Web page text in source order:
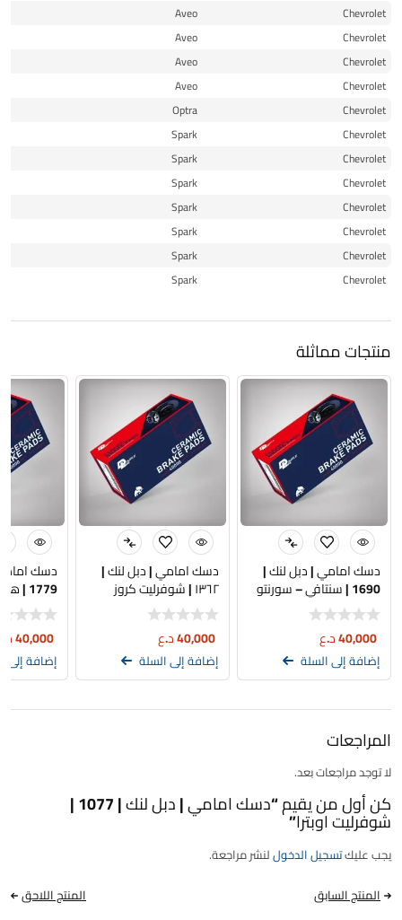
Chevrolet
Aveo
Chevrolet
Aveo
Chevrolet
Aveo
Chevrolet
Aveo
Chevrolet
Optra
Chevrolet
Spark
Chevrolet
Spark
Chevrolet
Spark
Chevrolet
Spark
Chevrolet
Spark
Chevrolet
Spark
Chevrolet
Spark
منتجات مماثلة
دسك امامي | دبل لنك |
1690 | سنتافي – سورنتو
40,000د.ع
إضافة إلى السلة
دسك امامي | دبل لنك |
١٣٦٢ | شوفرليت كروز
40,000د.ع
إضافة إلى السلة
دسك
1779 | هوندا اكورد
40,000
إضافة إلى
المراجعات
لا توجد مراجعات بعد.
كن أول من يقيم “دسك امامي | دبل لنك | 1077 |
شوفرليت اوبترا”
يجب عليكتسجيل الدخوللنشر مراجعة.
المنتج السابق
المنتج اللاحق